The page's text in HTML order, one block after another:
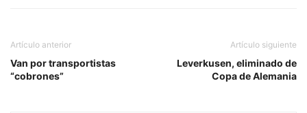
Artículo anterior
Van por transportistas
“cobrones”
Artículo siguiente
Leverkusen, eliminado de
Copa de Alemania